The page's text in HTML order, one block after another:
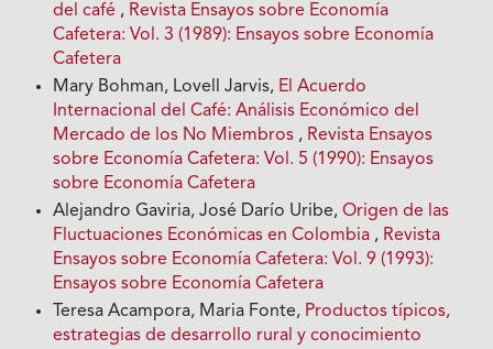
del café , Revista Ensayos sobre Economía
Cafetera: Vol. 3 (1989): Ensayos sobre Economía
Cafetera
Mary Bohman, Lovell Jarvis, El Acuerdo
Internacional del Café: Análisis Económico del
Mercado de los No Miembros , Revista Ensayos
sobre Economía Cafetera: Vol. 5 (1990): Ensayos
sobre Economía Cafetera
Alejandro Gaviria, José Darío Uribe,Origen de las
Fluctuaciones Económicas en Colombia , Revista
Ensayos sobre Economía Cafetera: Vol. 9 (1993):
Ensayos sobre Economía Cafetera
Teresa Acampora, Maria Fonte, Productos típicos,
estrategias de desarrollo rural y conocimiento